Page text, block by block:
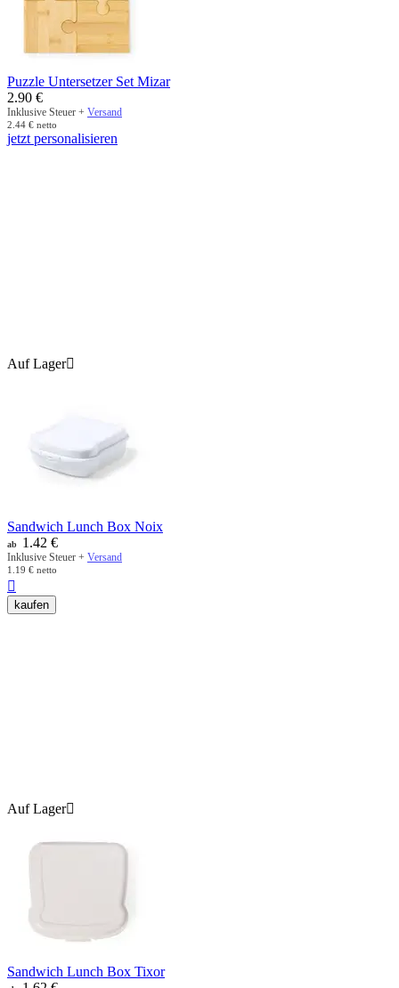
Puzzle Untersetzer Set Mizar
2.90 €
Inklusive Steuer + Versand
2.44 € netto
jetzt personalisieren
Auf Lager
Sandwich Lunch Box Noix
ab 1.42 €
Inklusive Steuer + Versand
1.19 € netto

kaufen
Auf Lager
Sandwich Lunch Box Tixor